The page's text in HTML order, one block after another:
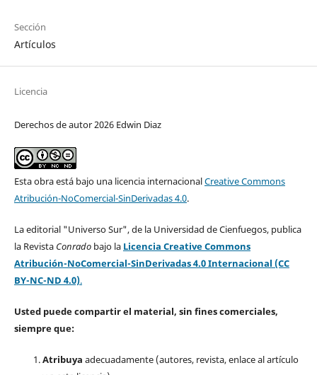
Sección
Artículos
Licencia
Derechos de autor 2026 Edwin Diaz
Esta obra está bajo una licencia internacionalCreative Commons
Atribución-NoComercial-SinDerivadas 4.0.
La editorial "Universo Sur", de la Universidad de Cienfuegos, publica
la Revista Conradobajo la Licencia Creative Commons
Atribución-NoComercial-SinDerivadas 4.0 Internacional (CC
BY-NC-ND 4.0).
Usted puede compartir el material, sin fines comerciales,
siempre que:
Atribuya adecuadamente (autores, revista, enlace al artículo